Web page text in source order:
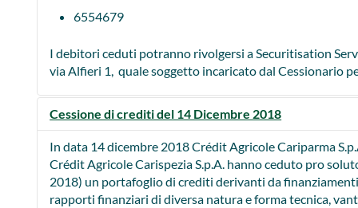
6554679
​I debitori ceduti potranno rivolgersi a Securitisation
via Alfieri 1, quale soggetto incaricato dal Cessionario
Cessione di crediti del 14 Dicembre 2018
In data 14 dicembre 2018 Crédit Agricole Cariparma
Crédit Agricole Carispezia S.p.A. hanno ceduto pro
2018) un portafoglio di crediti derivanti da
rapporti finanziari di diversa natura e forma tecnica,